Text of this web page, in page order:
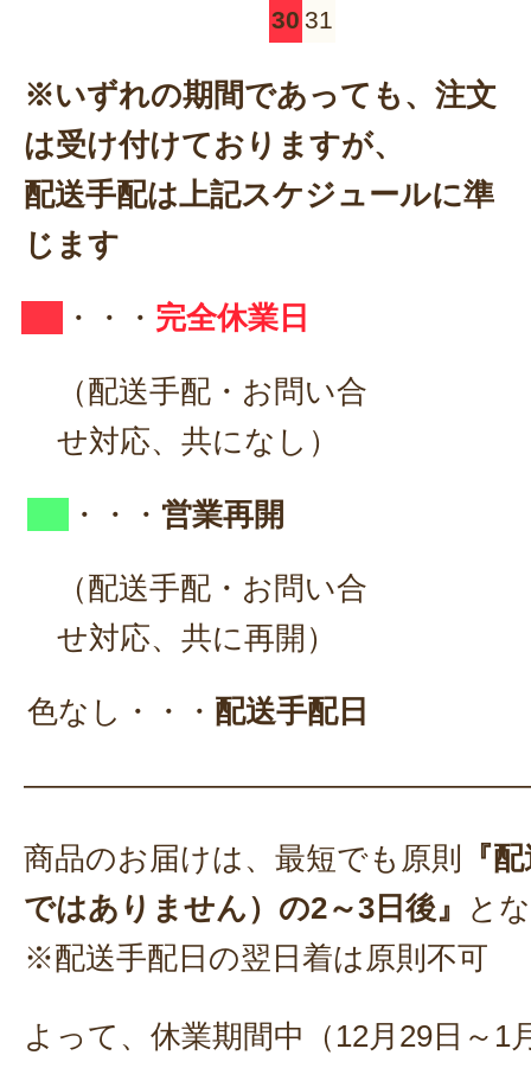
30 31
※いずれの期間であっても、注文
は受け付けておりますが、
配送手配は上記スケジュールに準
じます
・・・ 完全休業日
（配送手配・お問い合
せ対応、共になし）
・・・ 営業再開
（配送手配・お問い合
せ対応、共に再開）
色なし・・・ 配送手配日
商品のお届けは、最短でも原則
『
ではありません）の2～3日後』
と
※配送手配日の翌日着は原則不可
よって、休業期間中（12月29日～1